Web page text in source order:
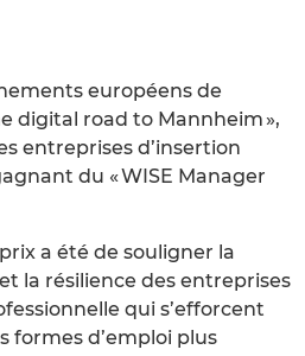
européens de
digital road to Mannheim »,
entreprises d’insertion
du « WISE Manager
a été de souligner la
la résilience des entreprises
qui s’efforcent
formes d’emploi plus